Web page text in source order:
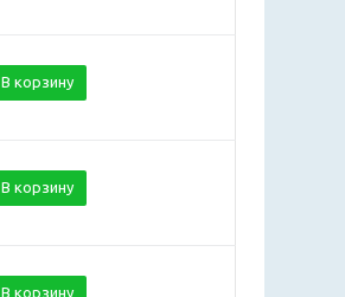
В корзину
В корзину
В корзину